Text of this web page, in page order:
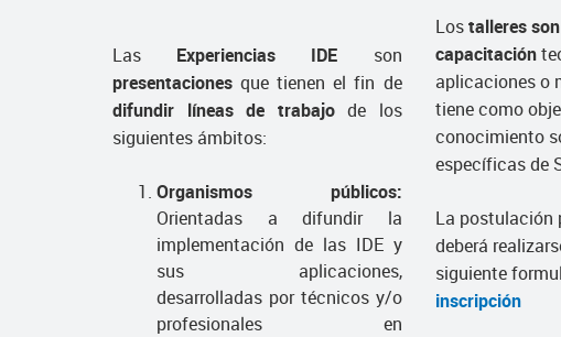
Las Experiencias IDE son
presentaciones que tienen el fin de
difundir líneas de trabajode los
siguientes ámbitos:
Organismos públicos:
Orientadas a difundir la
implementación de las IDE y
sus aplicaciones,
desarrolladas por técnicos y/o
profesionales en
Lostalleres
capacitación
aplicaciones o
tiene como
conocimiento
específicas de
La postulación
deberá
siguiente
inscripción